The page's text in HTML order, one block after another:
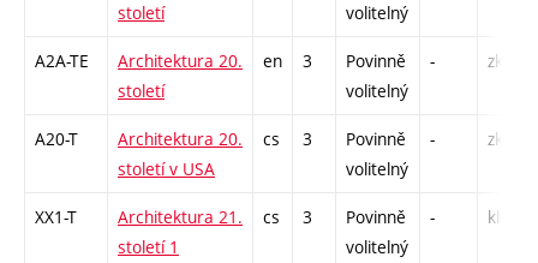
století
volitelný
A2A-TE
Architektura 20.
století
en 3
Povinně
volitelný
- zk
A20-T
Architektura 20.
století v USA
cs 3
Povinně
volitelný
- zk
XX1-T
Architektura 21.
století 1
cs 3
Povinně
volitelný
- kl